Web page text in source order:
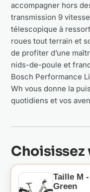
accompagner hors
transmission 9
télescopique à
roues tout terrain et
de profiter d’une
nids-de-poule et
Bosch Performance
Wh vous donne la
quotidiens et vos
Choisissez
Taille M
Green